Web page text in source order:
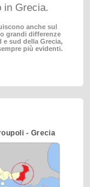
in Grecia.
anche sul
grandi differenze
e sud della Grecia,
più evidenti.
- Grecia